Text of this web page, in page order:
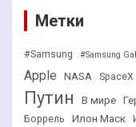
Метки
#Samsung #Samsung
Apple NASA SpaceX
Путин
В мире
Боррель
Илон Маск